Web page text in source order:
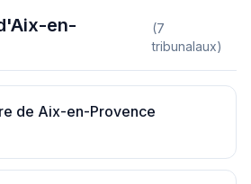
en-
(7
tribunalaux)
de Aix-en-Provence